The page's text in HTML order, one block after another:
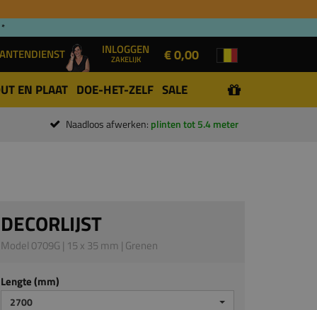
INLOGGEN
ZAKELIJK € 0,00
EN PLAAT DOE-HET-ZELF SALE
Naadloos afwerken: plinten tot 5.4 meter
DECORLIJST
Model 0709G | 15 x 35 mm | Grenen
Lengte (mm)
2700